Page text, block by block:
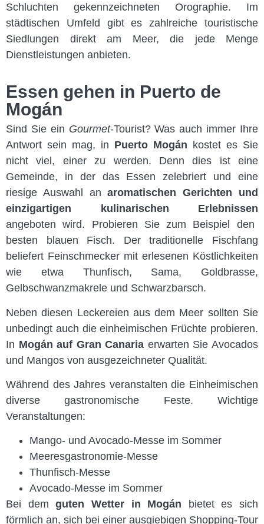
Schluchten gekennzeichneten Orographie. Im
städtischen Umfeld gibt es zahlreiche touristische
Siedlungen direkt am Meer, die jede Menge
Dienstleistungen anbieten.
Essen gehen in Puerto de
Mogán
Sind Sie ein Gourmet-Tourist? Was auch immer Ihre
Antwort sein mag, in Puerto Mogán kostet es Sie
nicht viel, einer zu werden. Denn dies ist eine
Gemeinde, in der das Essen zelebriert und eine
riesige Auswahl anaromatischen Gerichten und
einzigartigen kulinarischen Erlebnissen
angeboten wird. Probieren Sie zum Beispiel den
besten blauen Fisch. Der traditionelle Fischfang
beliefert Feinschmecker mit erlesenen Köstlichkeiten
wie etwa Thunfisch, Sama, Goldbrasse,
Gelbschwanzmakrele und Schwarzbarsch.
Neben diesen Leckereien aus dem Meer sollten Sie
unbedingt auch die einheimischen Früchte probieren.
In Mogán auf Gran Canaria erwarten Sie Avocados
und Mangos von ausgezeichneter Qualität.
Während des Jahres veranstalten die Einheimischen
diverse gastronomische Feste. Wichtige
Veranstaltungen:
Mango- und Avocado-Messe im Sommer
Meeresgastronomie-Messe
Thunfisch-Messe
Avocado-Messe im Sommer
Bei dem guten Wetter in Mogán
bietet es sich
förmlich an, sich bei einer ausgiebigen Shopping-Tour